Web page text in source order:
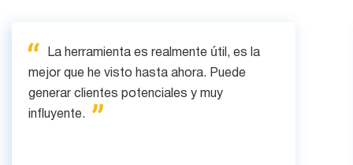
La herramienta es realmente útil, es la
mejor que he visto hasta ahora. Puede
generar clientes potenciales y muy
influyente.